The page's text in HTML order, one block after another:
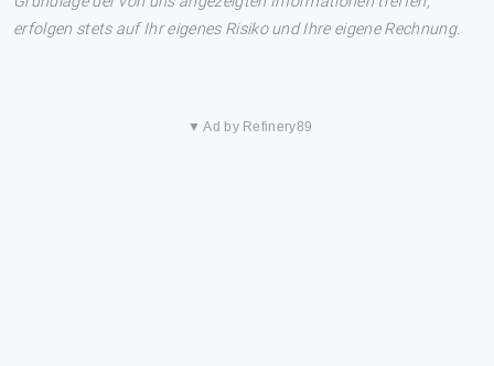
erfolgen stets auf Ihr eigenes Risiko und Ihre eigene Rechnung.
▼ Ad by Refinery89